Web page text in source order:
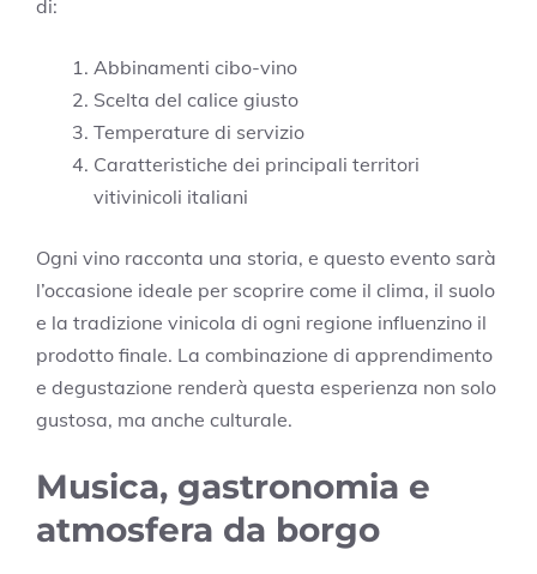
di:
Abbinamenti cibo-vino
Scelta del calice giusto
Temperature di servizio
Caratteristiche dei principali territori
vitivinicoli italiani
Ogni vino racconta una storia, e questo evento sarà
l’occasione ideale per scoprire come il clima, il suolo
e la tradizione vinicola di ogni regione influenzino il
prodotto finale. La combinazione di apprendimento
e degustazione renderà questa esperienza non solo
gustosa, ma anche culturale.
Musica, gastronomia e
atmosfera da borgo